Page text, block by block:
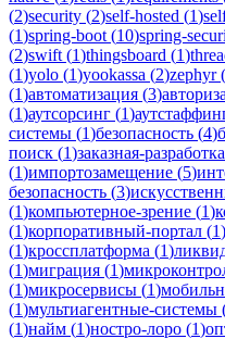
(2)security (2)self-hosted (1)
(1)spring-boot (10)spring-
(2)swift (1)thingsboard (1)
(1)yolo (1)yookassa (2)zephyr(
(1)автоматизация (3)
(1)аутсорсинг (1)
системы (1)безопасность (4)
поиск (1)заказная-разработка
(1)импортозамещение (5)
безопасность (3)
(1)компьютерное-зрение (1)
(1)корпоративный-портал (1)
(1)кроссплатформа (1)
(1)миграция (1)
(1)микросервисы (1)
(1)мультиагентные-системы
(1)найм (1)ностро-лоро (1)